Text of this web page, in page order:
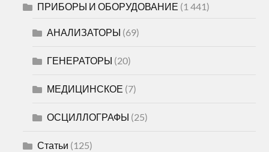
ПРИБОРЫ И ОБОРУДОВАНИЕ (1 441)
АНАЛИЗАТОРЫ (69)
ГЕНЕРАТОРЫ (20)
МЕДИЦИНСКОЕ (7)
ОСЦИЛЛОГРАФЫ (25)
Статьи (125)